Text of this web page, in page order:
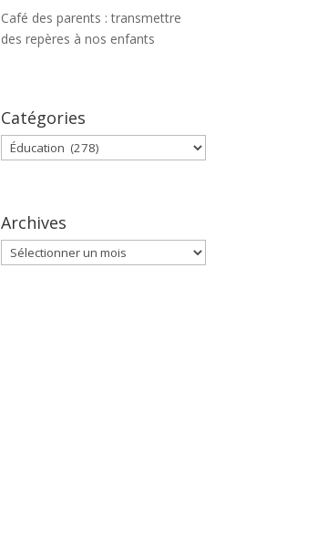
Café des parents : transmettre
des repères à nos enfants
Catégories
Catégories
Archives
Archives